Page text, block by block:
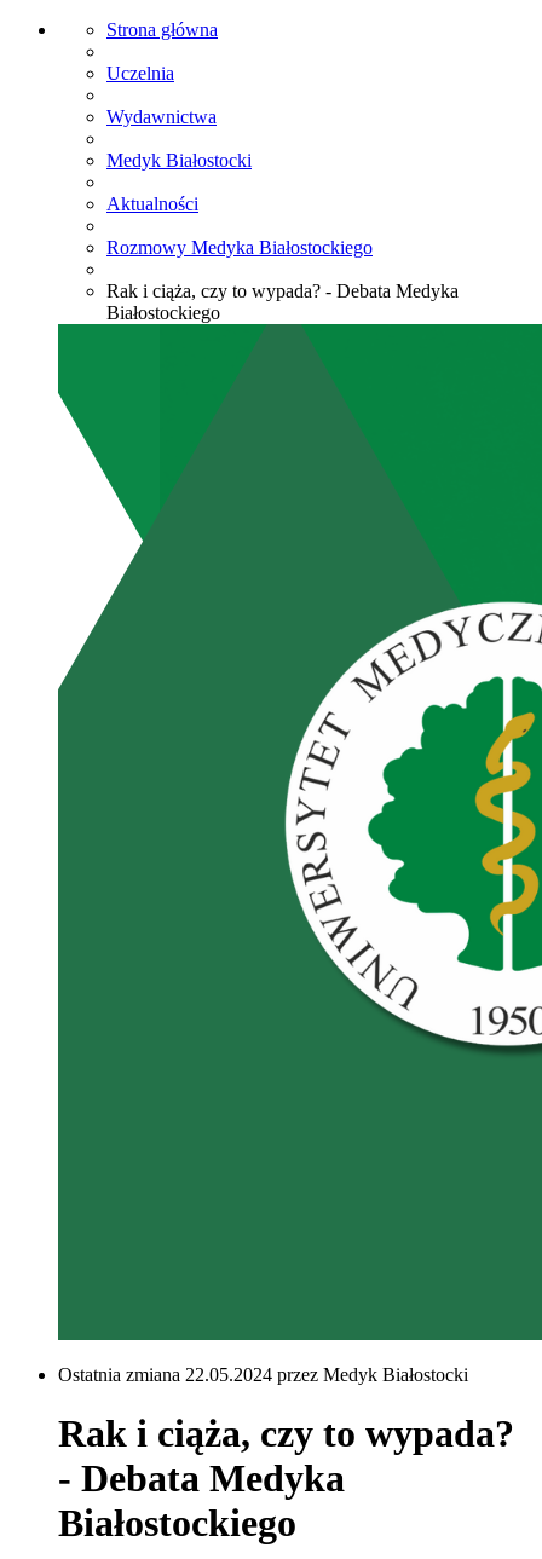
Strona główna
Uczelnia
Wydawnictwa
Medyk Białostocki
Aktualności
Rozmowy Medyka Białostockiego
Rak i ciąża, czy to wypada? - Debata Medyka
Białostockiego
Ostatnia zmiana 22.05.2024 przez Medyk Białostocki
Rak i ciąża, czy to wypada?
- Debata Medyka
Białostockiego